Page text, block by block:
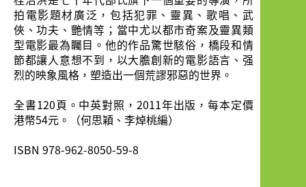
拍電影題材廣泛，包括犯罪、靈異、歌唱、武
俠、功夫、艷情等；當中尤以都市奇案及靈異類
型電影最為矚目。他的作品驚世駭俗，橋段和情
節都讓人意想不到，以大膽創新的電影語言、强
烈的映象風格，塑造出一個荒謬邪惡的世界。
全書120頁。中英對照，2011年出版，每本定價
港幣54元。（何思穎、李焯桃編）
ISBN 978-962-8050-59-8